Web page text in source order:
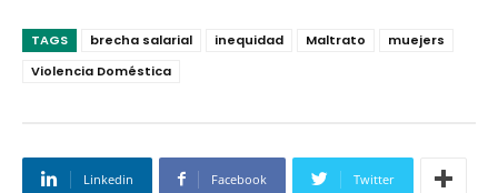
TAGS brecha salarial inequidad Maltrato
muejers
Violencia Doméstica
Linkedin Facebook Twitter